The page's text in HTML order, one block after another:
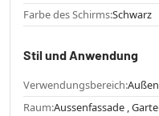
Farbe des Schirms:Schwarz
Stil und Anwendung
Verwendungsbereich:
Raum:Aussenfassade ,